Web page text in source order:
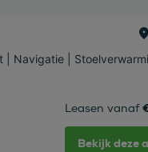
| Navigatie |
Leasen vanaf
Bekijk deze